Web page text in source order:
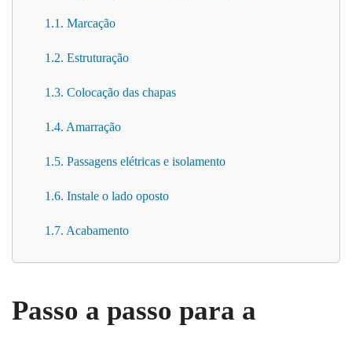
1.1. Marcação
1.2. Estruturação
1.3. Colocação das chapas
1.4. Amarração
1.5. Passagens elétricas e isolamento
1.6. Instale o lado oposto
1.7. Acabamento
Passo a passo para a